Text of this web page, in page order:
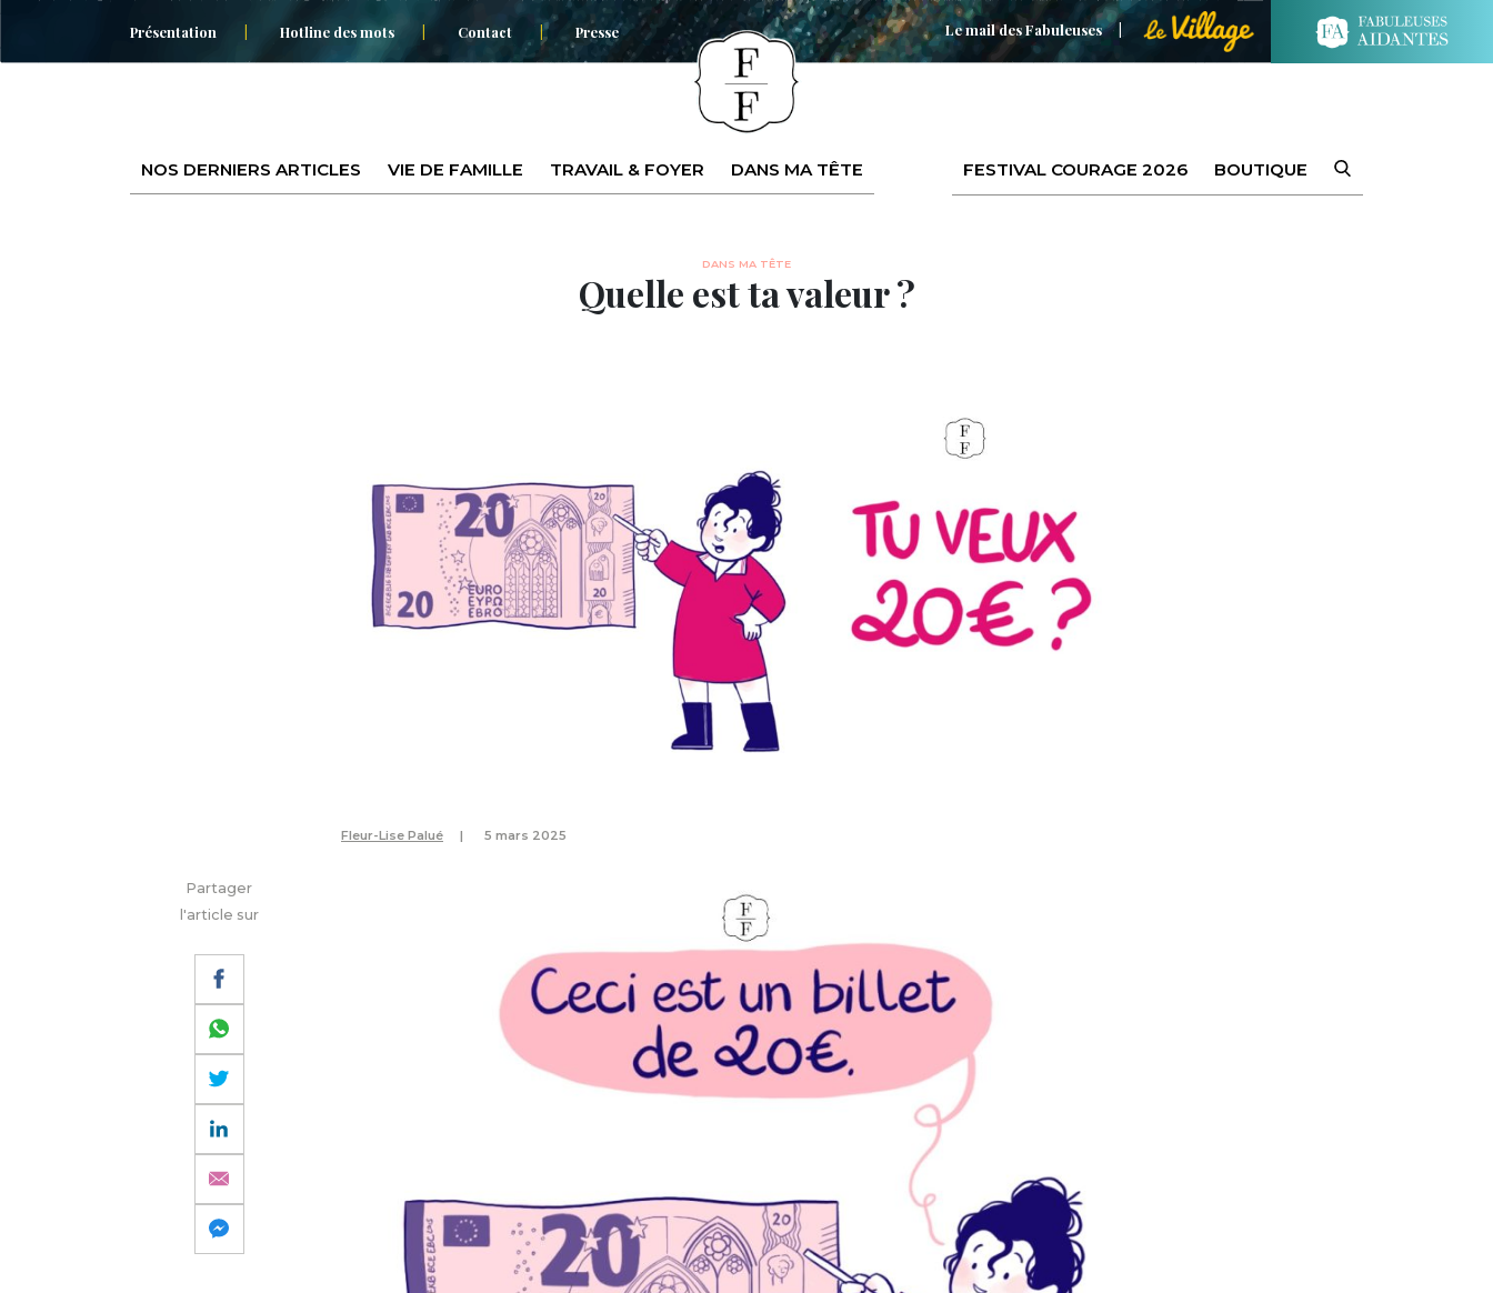
Présentation Hotline des mots Contact Presse Le mail des Fabuleuses
NOS DERNIERS ARTICLES VIE DE FAMILLE TRAVAIL & FOYER DANS MA TÊTE FESTIVAL COURAGE 2026 BOUTIQUE
DANS MA TÊTE
Quelle est ta valeur ?
Fleur-Lise Palué 5 mars 2025
Partager
l'article sur